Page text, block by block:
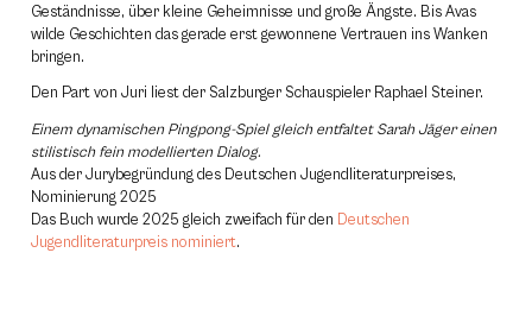
Geständnisse, über kleine Geheimnisse und große Ängste. Bis Avas
wilde Geschichten das gerade erst gewonnene Vertrauen ins Wanken
bringen.
Den Part von Juri liest der Salzburger Schauspieler Raphael Steiner.
Einem dynamischen Pingpong-Spiel gleich entfaltet Sarah Jäger einen
stilistisch fein modellierten Dialog.
Aus der Jurybegründung des Deutschen Jugendliteraturpreises,
Nominierung 2025
Das Buch wurde 2025 gleich zweifach für den Deutschen
Jugendliteraturpreis nominiert.